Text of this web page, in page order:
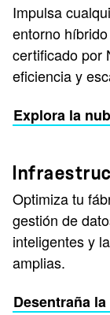
Impulsa
entorno
certificado por
eficiencia y
Explora la
Optimiza tu
gestión de
inteligentes y
amplias.
Desentraña